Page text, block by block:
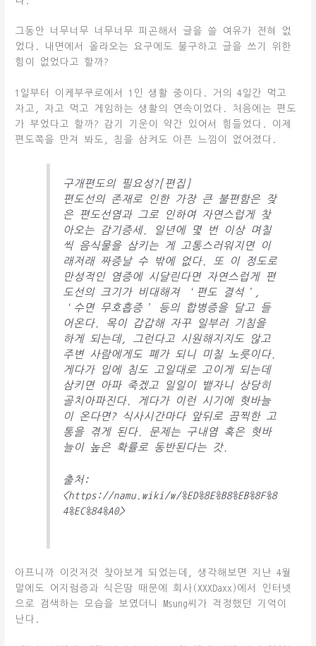
그동안 너무너무 너무너무 피곤해서 글을 쓸 여유가 전혀 없
었다. 내면에서 올라오는 요구에도 불구하고 글을 쓰기 위한
힘이 없었다고 할까?
1일부터 이케부쿠로에서 1인 생활 중이다. 거의 4일간 먹고
자고, 자고 먹고 게임하는 생활의 연속이었다. 처음에는 편도
가 부었다고 할까? 감기 기운이 약간 있어서 힘들었다. 이제
편도쪽을 만져 봐도, 침을 삼켜도 아픈 느낌이 없어졌다.
구개편도의 필요성?[편집]
편도선의 존재로 인한 가장 큰 불편함은 잦
은 편도선염과 그로 인하여 자연스럽게 찾
아오는 감기증세. 일년에 몇 번 이상 며칠
씩 음식물을 삼키는 게 고통스러워지면 이
래저래 짜증날 수 밖에 없다. 또 이 정도로
만성적인 염증에 시달린다면 자연스럽게 편
도선의 크기가 비대해져 ‘편도 결석’,
‘수면 무호흡증’ 등의 합병증을 달고 들
어온다. 목이 갑갑해 자꾸 일부러 기침을
하게 되는데, 그런다고 시원해지지도 않고
주변 사람에게도 폐가 되니 미칠 노릇이다.
게다가 입에 침도 고일대로 고이게 되는데
삼키면 아파 죽겠고 일일이 뱉자니 상당히
골치아파진다. 게다가 이런 시기에 혓바늘
이 온다면? 식사시간마다 앞뒤로 끔찍한 고
통을 겪게 된다. 문제는 구내염 혹은 혓바
늘이 높은 확률로 동반된다는 갓.
출처:
<https://namu.wiki/w/%ED%8E%B8%EB%8F%8
4%EC%84%A0>
아프니까 이것저것 찾아보게 되었는데, 생각해보면 지난 4월
말에도 어지럼증과 식은땀 때문에 회사(XXXDaxx)에서 인터넷
으로 검색하는 모습을 보였더니 Msung씨가 걱정했던 기억이
난다.